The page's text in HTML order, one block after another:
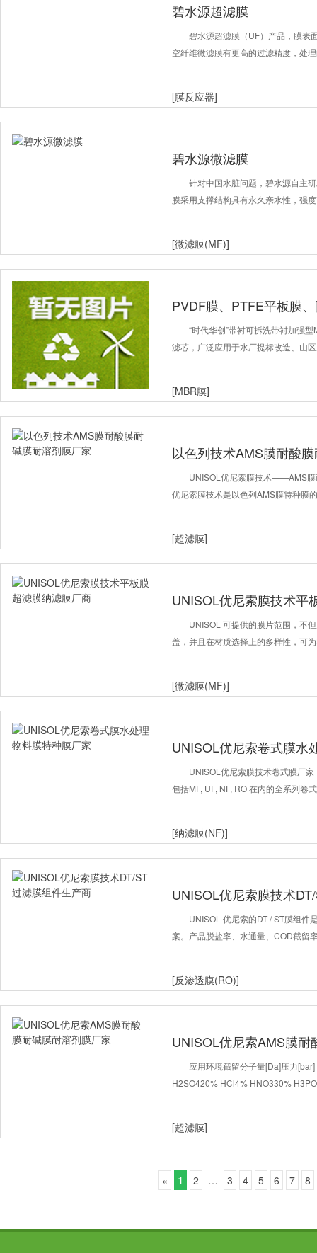
碧水源超滤膜
碧水源超滤膜（UF）产品，膜表
空纤维微滤膜有更高的过滤精度，处
[膜反应器]
碧水源微滤膜
针对中国水脏问题，碧水源自主
膜采用支撑结构具有永久亲水性，强
[微滤膜(MF)]
PVDF膜、PTFE平板膜
“时代华创”带衬可拆洗带衬加强
滤芯，广泛应用于水厂提标改造、山
[MBR膜]
以色列技术AMS膜耐酸
UNISOL优尼索膜技术——AMS膜
优尼索膜技术是以色列AMS膜特种膜
[超滤膜]
UNISOL优尼索膜技术平
UNISOL 可提供的膜片范围，不
盖，并且在材质选择上的多样性，可
[微滤膜(MF)]
UNISOL优尼索卷式膜水
UNISOL优尼索膜技术卷式膜厂
包括MF, UF, NF, RO 在内的全系列卷
[纳滤膜(NF)]
UNISOL优尼索膜技术
UNISOL 优尼索的DT / ST膜组件
案。产品脱盐率、水通量、COD截留
[反渗透膜(RO)]
UNISOL优尼索AMS膜
应用环境截留分子量[Da]压力
H2SO420% HCl4% HNO330%
[超滤膜]
« 1 2 … 3 4 5 6 7 8